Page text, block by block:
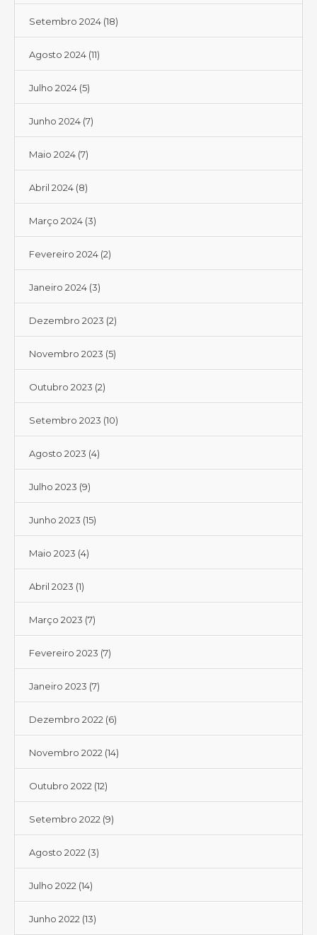
Setembro 2024 (18)
Agosto 2024 (11)
Julho 2024 (5)
Junho 2024 (7)
Maio 2024 (7)
Abril 2024 (8)
Março 2024 (3)
Fevereiro 2024 (2)
Janeiro 2024 (3)
Dezembro 2023 (2)
Novembro 2023 (5)
Outubro 2023 (2)
Setembro 2023 (10)
Agosto 2023 (4)
Julho 2023 (9)
Junho 2023 (15)
Maio 2023 (4)
Abril 2023 (1)
Março 2023 (7)
Fevereiro 2023 (7)
Janeiro 2023 (7)
Dezembro 2022 (6)
Novembro 2022 (14)
Outubro 2022 (12)
Setembro 2022 (9)
Agosto 2022 (3)
Julho 2022 (14)
Junho 2022 (13)